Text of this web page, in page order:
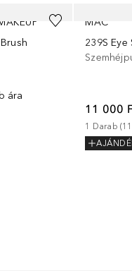
ára
MAC
239S Eye
11 000
1 Darab (